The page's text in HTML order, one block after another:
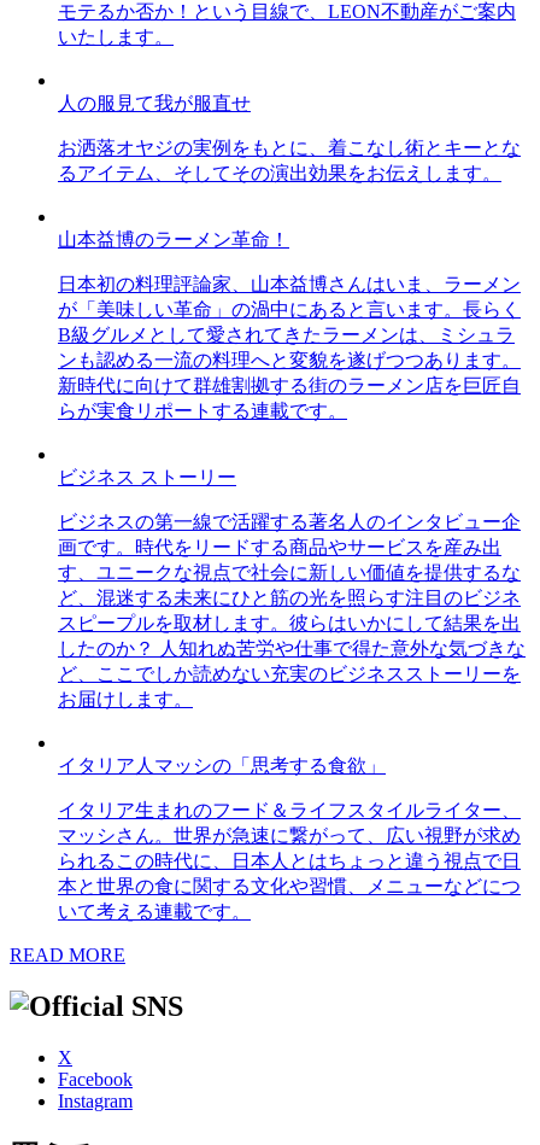
モテるか否か！という目線で、LEON不動産がご案内
いたします。
人の服見て我が服直せ
お洒落オヤジの実例をもとに、着こなし術とキーとな
るアイテム、そしてその演出効果をお伝えします。
山本益博のラーメン革命！
日本初の料理評論家、山本益博さんはいま、ラーメン
が「美味しい革命」の渦中にあると言います。長らく
B級グルメとして愛されてきたラーメンは、ミシュラ
ンも認める一流の料理へと変貌を遂げつつあります。
新時代に向けて群雄割拠する街のラーメン店を巨匠自
らが実食リポートする連載です。
ビジネス ストーリー
ビジネスの第一線で活躍する著名人のインタビュー企
画です。時代をリードする商品やサービスを産み出
す、ユニークな視点で社会に新しい価値を提供するな
ど、混迷する未来にひと筋の光を照らす注目のビジネ
スピープルを取材します。彼らはいかにして結果を出
したのか？ 人知れぬ苦労や仕事で得た意外な気づきな
ど、ここでしか読めない充実のビジネスストーリーを
お届けします。
イタリア人マッシの「思考する食欲」
イタリア生まれのフード＆ライフスタイルライター、
マッシさん。世界が急速に繋がって、広い視野が求め
られるこの時代に、日本人とはちょっと違う視点で日
本と世界の食に関する文化や習慣、メニューなどにつ
いて考える連載です。
READ MORE
X
Facebook
Instagram